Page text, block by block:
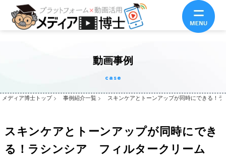
動画事例
case
メディア博士トップ > 事例紹介一覧 > スキンケアとトーンアップが同時にできる！
スキンケアとトーンアップが同時にでき
る！ラシンシア フィルタークリーム